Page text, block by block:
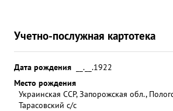
Учетно-послужная картотека
Дата рождения
__.__.1922
Место рождения
Украинская ССР, Запорожская обл.,
Тарасовский с/с